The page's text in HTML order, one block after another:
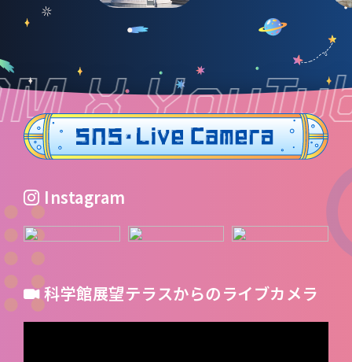
X
Instagram
科学館展望テラスからのライブカメラ